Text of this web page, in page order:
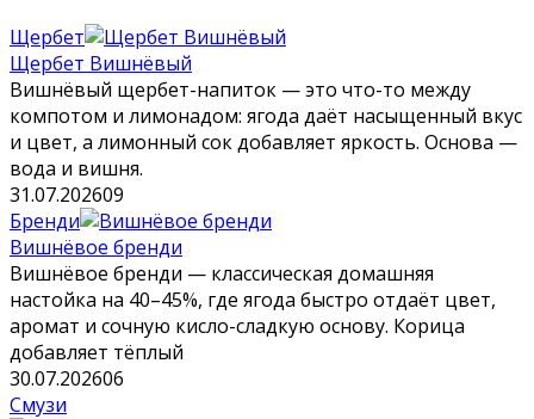
Щербет
Щербет Вишнёвый
Вишнёвый щербет-напиток — это что-то между
компотом и лимонадом: ягода даёт насыщенный вкус
и цвет, а лимонный сок добавляет яркость. Основа —
вода и вишня.
31.07.202609
Бренди
Вишнёвое бренди
Вишнёвое бренди — классическая домашняя
настойка на 40–45%, где ягода быстро отдаёт цвет,
аромат и сочную кисло-сладкую основу. Корица
добавляет тёплый
30.07.202606
Смузи